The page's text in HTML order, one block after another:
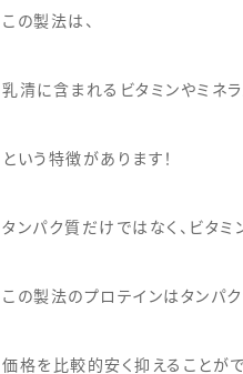
この製法は、
乳清に含まれるビタミンやミネ
という特徴があります！
タンパク質だけではなく、ビタ
この製法のプロテインはタンパ
価格を比較的安く抑えることが